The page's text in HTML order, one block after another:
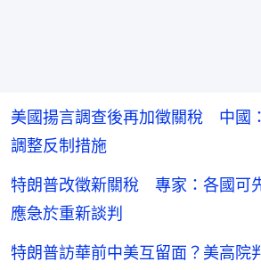
美國揚言調查後再加徵關稅 中
調整反制措施
特朗普改徵新關稅 專家：各國可
應急於重新談判
特朗普訪華前中美互留面？美高